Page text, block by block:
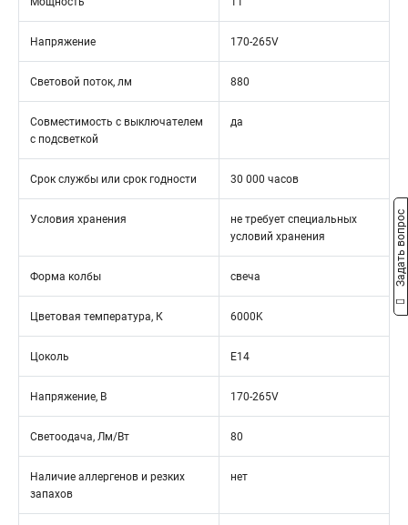
Напряжение 170-265V
Световой поток, лм 880
Совместимость с выключателем
с подсветкой
да
Срок службы или срок годности 30 000 часов
Условия хранения
не требует специальных
условий хранения
Форма колбы свеча
Цветовая температура, К 6000K
Цоколь Е14
Напряжение, В 170-265V
Светоодача, Лм/Вт 80
Наличие аллергенов и резких
запахов
нет
Задать вопрос